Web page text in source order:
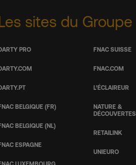
sites du Groupe
PRO
BELGIQUE (FR)
BELGIQUE (NL)
ESPAGNE
LUXEMBOURG
FNAC SUISSE
FNAC.COM
L’ÉCLAIREUR
NATURE &
DÉCOUVERTES
RETAILINK
UNIEURO